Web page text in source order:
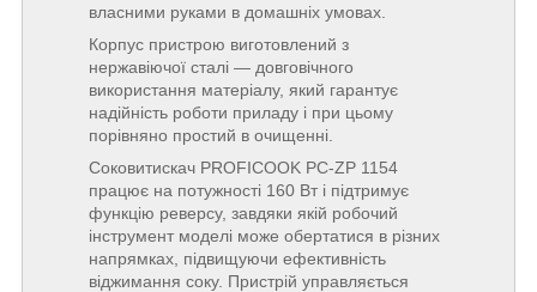
власними руками в домашніх умовах.
Корпус пристрою виготовлений з
нержавіючої сталі — довговічного
використання матеріалу, який гарантує
надійність роботи приладу і при цьому
порівняно простий в очищенні.
Соковитискач PROFICOOK PC-ZP 1154
працює на потужності 160 Вт і підтримує
функцію реверсу, завдяки якій робочий
інструмент моделі може обертатися в різних
напрямках, підвищуючи ефективність
віджимання соку. Пристрій управляється